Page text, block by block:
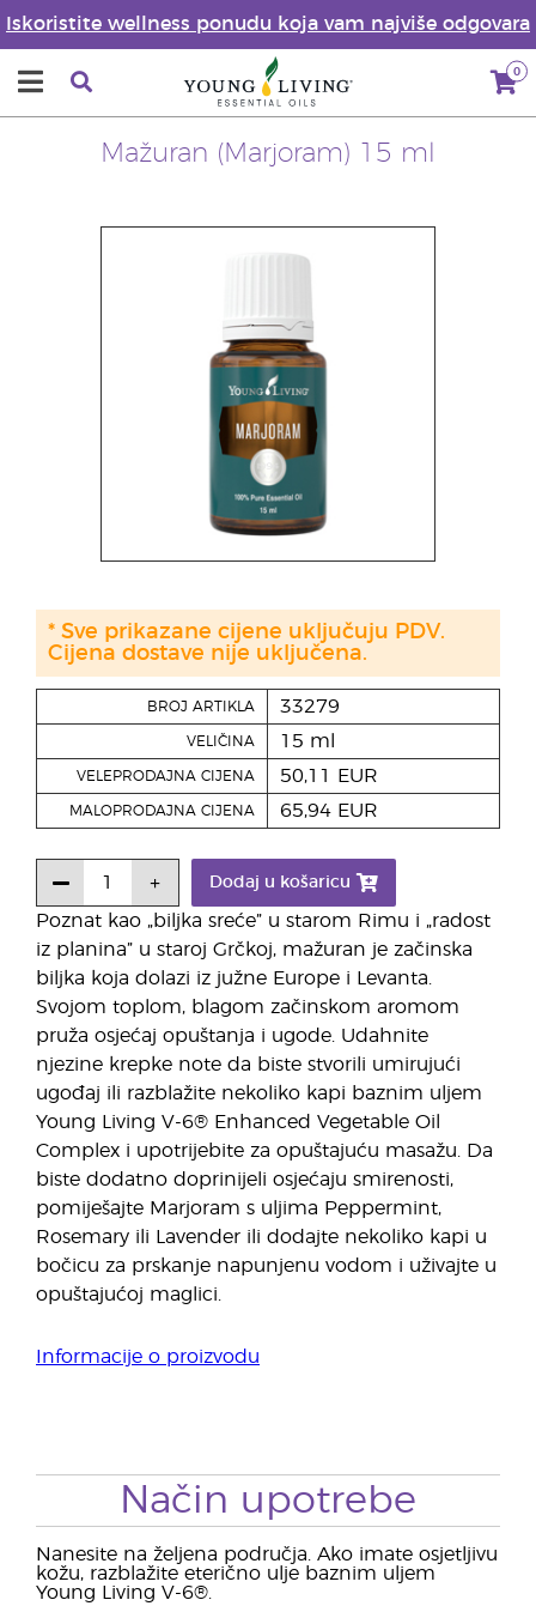
Iskoristite wellness ponudu koja vam najviše odgovara
0
Mažuran (Marjoram) 15 ml
Poznat kao „biljka sreće” u starom Rimu i „radost
iz planina” u staroj Grčkoj, mažuran je začinska
biljka koja dolazi iz južne Europe i Levanta.
Svojom toplom, blagom začinskom aromom
pruža osjećaj opuštanja i ugode. Udahnite
njezine krepke note da biste stvorili umirujući
ugođaj ili razblažite nekoliko kapi baznim uljem
Young Living V-6® Enhanced Vegetable Oil
Complex i upotrijebite za opuštajuću masažu. Da
biste dodatno doprinijeli osjećaju smirenosti,
pomiješajte Marjoram s uljima Peppermint,
Rosemary ili Lavender ili dodajte nekoliko kapi u
bočicu za prskanje napunjenu vodom i uživajte u
opuštajućoj maglici.
Informacije o proizvodu
BROJ ARTIKLA 33279
VELIČINA 15 ml
VELEPRODAJNA CIJENA 50,11 EUR
MALOPRODAJNA CIJENA 65,94 EUR
Dodaj u košaricu
* Sve prikazane cijene uključuju PDV.
Cijena dostave nije uključena.
Način upotrebe
Nanesite na željena područja. Ako imate osjetljivu
kožu, razblažite eterično ulje baznim uljem
Young Living V-6®.